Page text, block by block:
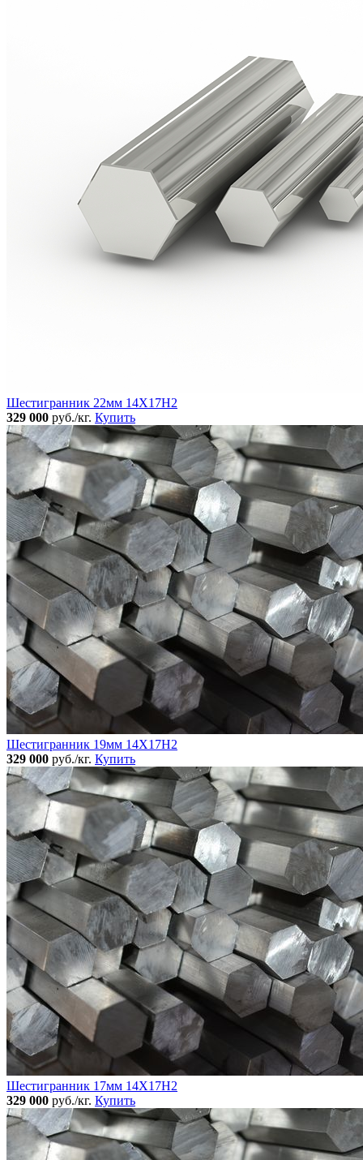
Шестигранник 22мм 14Х17Н2
329 000 руб./кг. Купить
Шестигранник 19мм 14Х17Н2
329 000 руб./кг. Купить
Шестигранник 17мм 14Х17Н2
329 000 руб./кг. Купить